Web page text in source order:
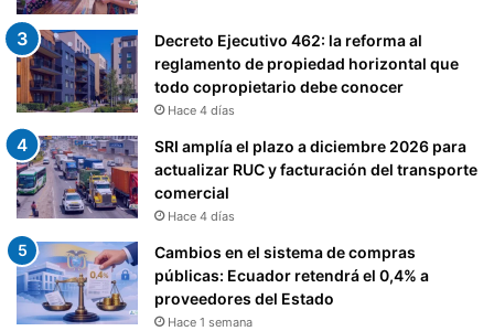
Decreto Ejecutivo 462: la reforma al
reglamento de propiedad horizontal que
todo copropietario debe conocer
Hace 4 días
SRI amplía el plazo a diciembre 2026 para
actualizar RUC y facturación del transporte
comercial
Hace 4 días
Cambios en el sistema de compras
públicas: Ecuador retendrá el 0,4% a
proveedores del Estado
Hace 1 semana